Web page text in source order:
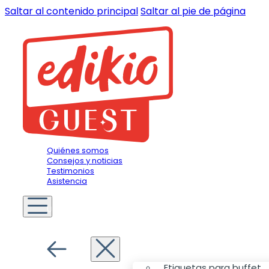
Saltar al contenido principalSaltar al pie de página
Quiénes somos
Consejos y noticias
Testimonios
Asistencia
Usted es